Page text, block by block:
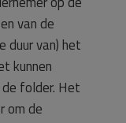
van de
duur van) het
kunnen
folder. Het
om de